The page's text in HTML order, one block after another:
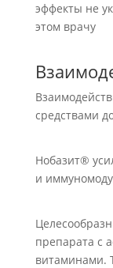
эффекты не
этом врачу
средствами
Нобазит®
и
препарата с
витаминами.